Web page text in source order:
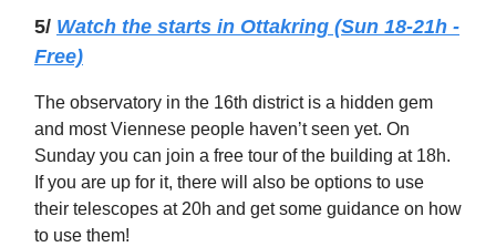
5/ Watch the starts in Ottakring (Sun 18-21h -
Free)
The observatory in the 16th district is a hidden gem
and most Viennese people haven’t seen yet. On
Sunday you can join a free tour of the building at 18h.
If you are up for it, there will also be options to use
their telescopes at 20h and get some guidance on how
to use them!